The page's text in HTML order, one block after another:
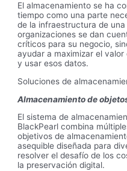
El almacenamiento se ha
tiempo como una parte
de la infraestructura de
organizaciones se dan
críticos para su negocio,
ayudar a maximizar el
y usar esos datos.
Soluciones de
Almacenamiento de
El sistema de
BlackPearl combina
objetivos de
asequible diseñada para
resolver el desafío de los
la preservación digital.